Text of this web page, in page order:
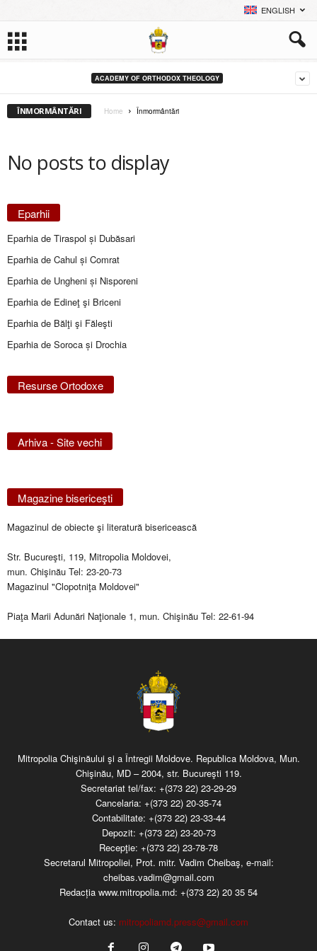
ENGLISH
ACADEMY OF ORTHODOX THEOLOGY
ÎNMORMÂNTĂRI Home Înmormântări
No posts to display
Eparhii
Eparhia de Tiraspol și Dubăsari
Eparhia de Cahul și Comrat
Eparhia de Ungheni și Nisporeni
Eparhia de Edineţ şi Briceni
Eparhia de Bălţi şi Făleşti
Eparhia de Soroca și Drochia
Resurse Ortodoxe
Arhiva - Site vechi
Magazine bisericeşti
Magazinul de obiecte şi literatură bisericească
Str. Bucureşti, 119, Mitropolia Moldovei,
mun. Chişinău Tel: 23-20-73
Magazinul "Clopotniţa Moldovei"
Piaţa Marii Adunări Naţionale 1, mun. Chişinău Tel: 22-61-94
Mitropolia Chişinăului şi a Întregii Moldove. Republica Moldova, Mun.
Chişinău, MD – 2004, str. Bucureşti 119.
Secretariat tel/fax: +(373 22) 23-29-29
Cancelaria: +(373 22) 20-35-74
Contabilitate: +(373 22) 23-33-44
Depozit: +(373 22) 23-20-73
Recepţie: +(373 22) 23-78-78
Secretarul Mitropoliei, Prot. mitr. Vadim Cheibaş, e-mail:
cheibas.vadim@gmail.com
Redacția www.mitropolia.md: +(373 22) 20 35 54
Contact us: mitropoliamd.press@gmail.com